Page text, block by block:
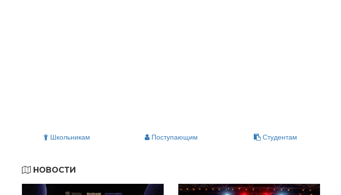
Школьникам Поступающим Студентам
НОВОСТИ